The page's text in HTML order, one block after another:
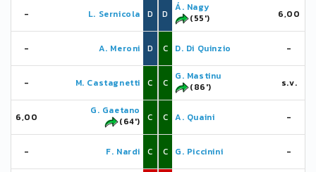
- L. Sernicola D
- A. Meroni D
- M. Castagnetti C
6,00
G. Gaetano
(64')
C
- F. Nardi C
D
Á. Nagy
(55')
6,00
C D. Di Quinzio -
C
G. Mastinu
(86')
s.v.
C A. Quaini -
C G. Piccinini -